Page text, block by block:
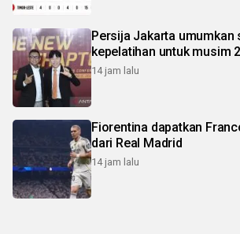
Persija Jakarta umumkan
kepelatihan untuk musim
14 jam lalu
Fiorentina dapatkan
dari Real Madrid
14 jam lalu